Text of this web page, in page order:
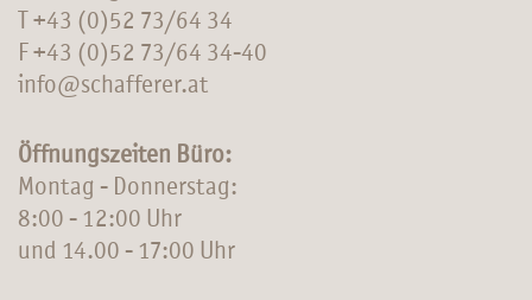
T +43 (0)52 73/64 34
F +43 (0)52 73/64 34-40
info@schafferer.at
Öffnungszeiten Büro:
Montag - Donnerstag:
8:00 - 12:00 Uhr
und 14.00 - 17:00 Uhr